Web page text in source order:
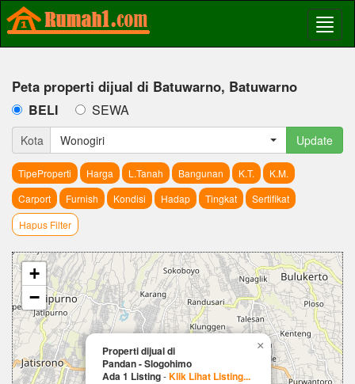
Peta properti dijual di Batuwarno, Batuwarno
BELI SEWA
Kota Wonogiri Update
TipeProperti Harga L.Tanah Bangunan K.T.
K.M.
Carport
Furnish Kondisi Hadap Tingkat
Sertifikat
Hapus Filter
Properti dijual di
Pandan - Slogohimo
Ada 1 Listing-Klik Lihat Listing...
×
+
−